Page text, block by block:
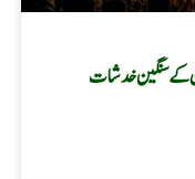
کے سنگین خدشات